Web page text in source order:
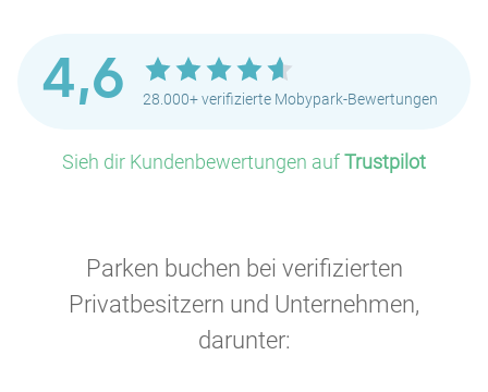
4,6 28.000+ verifizierte Mobypark-Bewertungen
Sieh dir Kundenbewertungen aufTrustpilot
Parken buchen bei verifizierten
Privatbesitzern und Unternehmen,
darunter:
P
P